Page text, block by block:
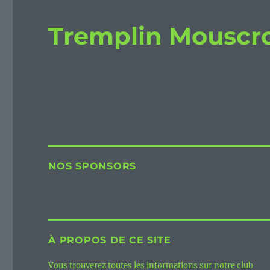
Tremplin
NOS SPONSORS
À PROPOS DE CE SITE
Vous trouverez toutes les informations sur notre club